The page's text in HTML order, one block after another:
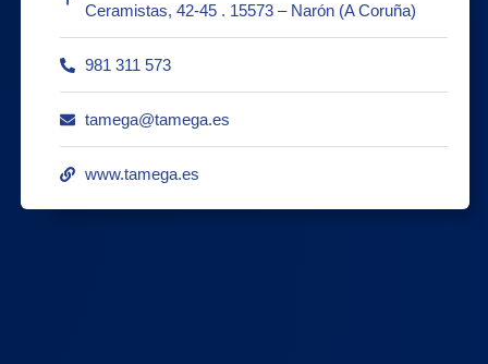
Ceramistas, 42-45 . 15573 – Narón (A Coruña)
981 311 573
tamega@tamega.es
www.tamega.es